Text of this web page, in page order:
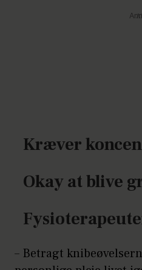
Kræver
Okay at blive
– Betragt